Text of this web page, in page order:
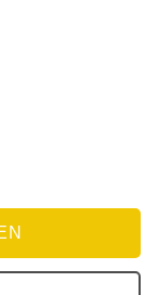
fertige
wir
liefern Ihnen das